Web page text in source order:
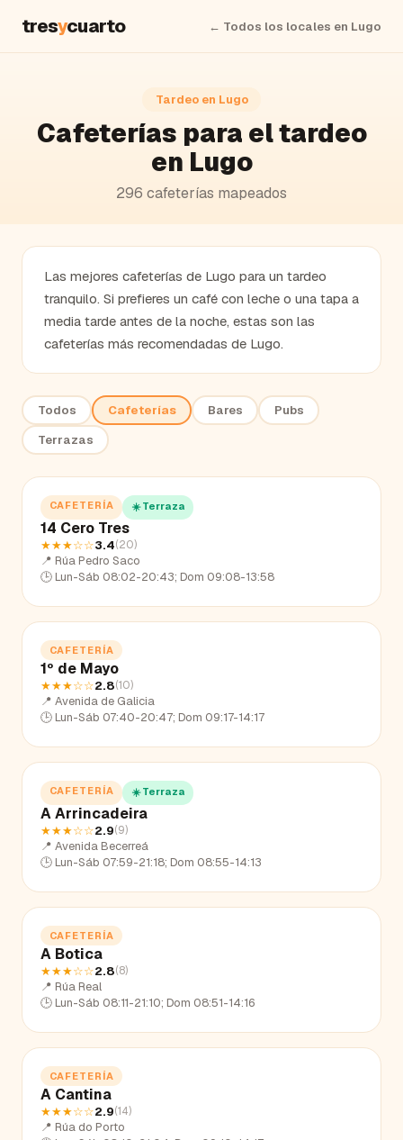
tresycuarto ← Todos los locales en Lugo
Tardeo en Lugo
Cafeterías para el tardeo
en Lugo
296 cafeterías mapeados
Las mejores cafeterías de Lugo para un tardeo
tranquilo. Si prefieres un café con leche o una tapa a
media tarde antes de la noche, estas son las
cafeterías más recomendadas de Lugo.
Todos Cafeterías Bares
Pubs
Terrazas
CAFETERÍA ☀️ Terraza
14 Cero Tres
★★★☆☆3.4(20)
📍 Rúa Pedro Saco
🕒 Lun-Sáb 08:02-20:43; Dom 09:08-13:58
CAFETERÍA
1º de Mayo
★★★☆☆2.8(10)
📍 Avenida de Galicia
🕒 Lun-Sáb 07:40-20:47; Dom 09:17-14:17
CAFETERÍA ☀️ Terraza
A Arrincadeira
★★★☆☆2.9(9)
📍 Avenida Becerreá
🕒 Lun-Sáb 07:59-21:18; Dom 08:55-14:13
CAFETERÍA
A Botica
★★★☆☆2.8(8)
📍 Rúa Real
🕒 Lun-Sáb 08:11-21:10; Dom 08:51-14:16
CAFETERÍA
A Cantina
★★★☆☆2.9(14)
📍 Rúa do Porto